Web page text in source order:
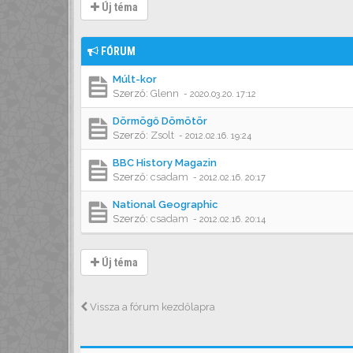
Új téma
FÓRUM
Múlt-kor
Szerző: Glenn - 2020.03.20. 17:12
Dörmögő Dömötör
Szerző: Zsolt - 2012.02.16. 19:24
BBC History Magazin
Szerző: csadam - 2012.02.16. 20:17
National Geographic
Szerző: csadam - 2012.02.16. 20:14
Új téma
Vissza a fórum kezdőlapra